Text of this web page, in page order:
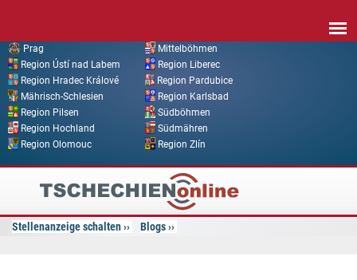
Prag
Mittelböhmen
Region Ústí nad Labem
Region Liberec
Region Hradec Králové
Region Pardubice
Mährisch-Schlesien
Region Karlsbad
Region Pilsen
Südböhmen
Region Hochland
Südmähren
Region Olomouc
Region Zlín
Tschechien
Online
Stellenanzeige schalten Blogs